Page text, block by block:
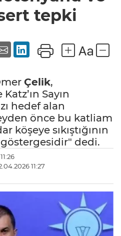
tepki
Çelik,
Sayın
hedef alan
önce bu katliam
köşeye sıkıştığının
göstergesidir" dedi.
11:27